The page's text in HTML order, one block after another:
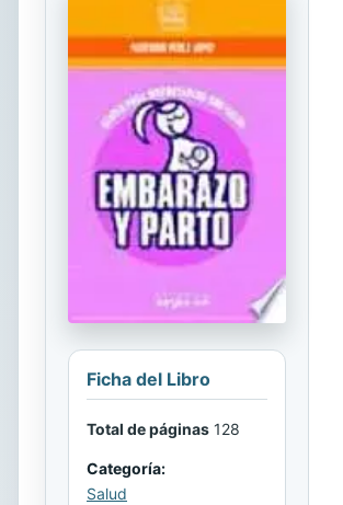
Ficha del Libro
Total de páginas 128
Categoría:
Salud